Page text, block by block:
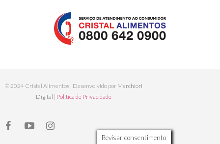
© 2024 Cristal Alimentos | Desenvolvido por Marchiori
Digital | Política de Privacidade
Revisar consentimento